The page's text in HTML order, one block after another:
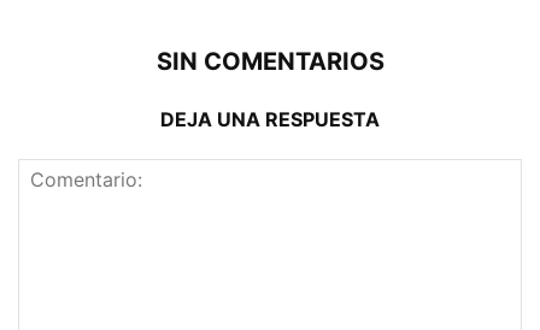
SIN COMENTARIOS
DEJA UNA RESPUESTA